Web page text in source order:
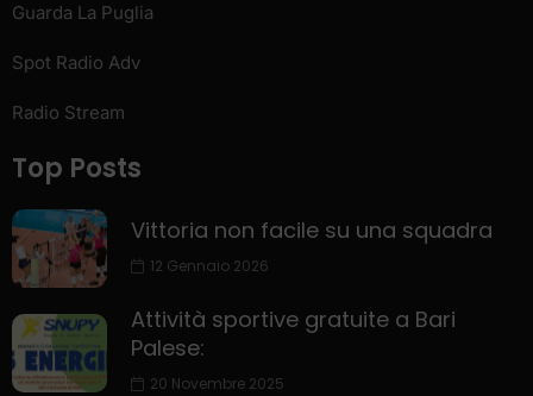
Guarda La Puglia
Spot Radio Adv
Radio Stream
Top Posts
Vittoria non facile su una squadra
12 Gennaio 2026
Attività sportive gratuite a Bari
Palese:
20 Novembre 2025